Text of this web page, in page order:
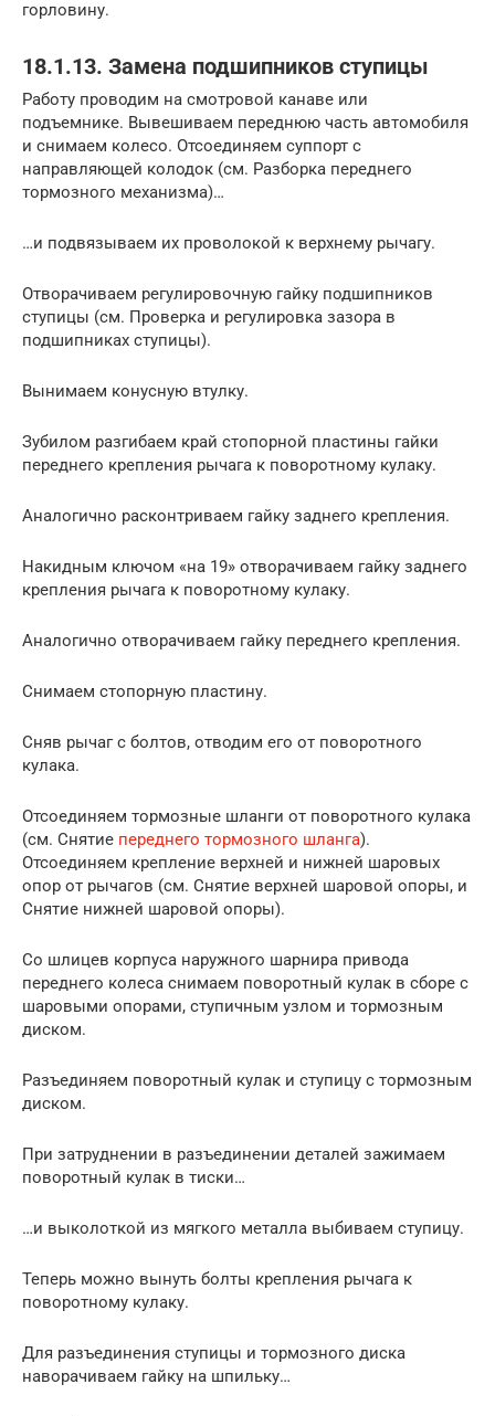
горловину.
18.1.13. Замена подшипников ступицы
Работу проводим на смотровой канаве или
подъемнике. Вывешиваем переднюю часть автомобиля
и снимаем колесо. Отсоединяем суппорт с
направляющей колодок (см. Разборка переднего
тормозного механизма)…
…и подвязываем их проволокой к верхнему рычагу.
Отворачиваем регулировочную гайку подшипников
ступицы (см. Проверка и регулировка зазора в
подшипниках ступицы).
Вынимаем конусную втулку.
Зубилом разгибаем край стопорной пластины гайки
переднего крепления рычага к поворотному кулаку.
Аналогично расконтриваем гайку заднего крепления.
Накидным ключом «на 19» отворачиваем гайку заднего
крепления рычага к поворотному кулаку.
Аналогично отворачиваем гайку переднего крепления.
Снимаем стопорную пластину.
Сняв рычаг с болтов, отводим его от поворотного
кулака.
Отсоединяем тормозные шланги от поворотного кулака
(см. Снятие переднего тормозного шланга).
Отсоединяем крепление верхней и нижней шаровых
опор от рычагов (см. Снятие верхней шаровой опоры, и
Снятие нижней шаровой опоры).
Со шлицев корпуса наружного шарнира привода
переднего колеса снимаем поворотный кулак в сборе с
шаровыми опорами, ступичным узлом и тормозным
диском.
Разъединяем поворотный кулак и ступицу с тормозным
диском.
При затруднении в разъединении деталей зажимаем
поворотный кулак в тиски…
…и выколоткой из мягкого металла выбиваем ступицу.
Теперь можно вынуть болты крепления рычага к
поворотному кулаку.
Для разъединения ступицы и тормозного диска
наворачиваем гайку на шпильку…